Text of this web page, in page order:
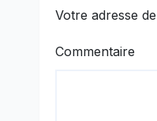
Votre adresse
Commentaire